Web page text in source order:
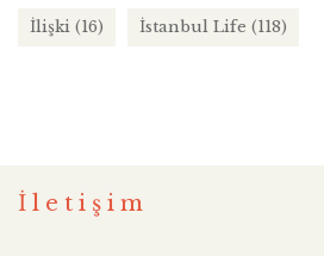
İlişki (16) İstanbul Life (118)
İletişim